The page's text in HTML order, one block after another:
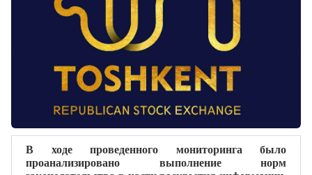
В ходе проведенного мониторинга было
проанализировано выполнение норм